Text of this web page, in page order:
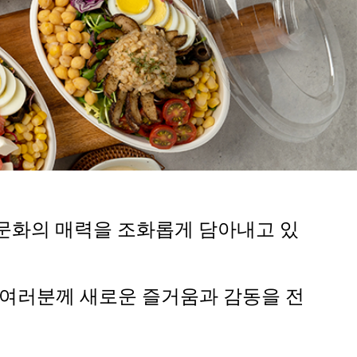
의 매력을 조화롭게 담아내고 있
러분께 새로운 즐거움과 감동을 전